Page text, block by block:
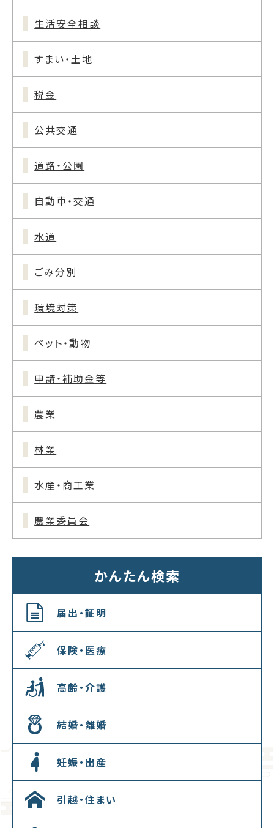
生活安全相談
すまい・土地
税金
公共交通
道路・公園
自動車・交通
水道
ごみ分別
環境対策
ペット・動物
申請・補助金等
農業
林業
水産・商工業
農業委員会
かんたん検索
届出・証明
保険・医療
高齢・介護
結婚・離婚
妊娠・出産
引越・住まい